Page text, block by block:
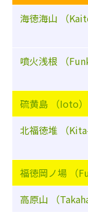
海徳海山 （
噴火浅根 （
硫黄島 （Ioto
北福徳堆 （
福徳岡ノ場 （
高原山 （